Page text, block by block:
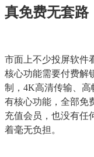
真免费无套路
市面上不少投屏软件
核心功能需要付费解
制，4K高清传输、
有核心功能，全部免
充值会员，也没有任
着毫无负担。